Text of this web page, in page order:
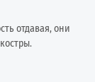
отдавая, они